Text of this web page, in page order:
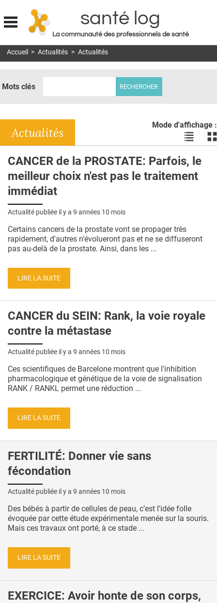
Jump to navigation
santé log
La communauté des professionnels de santé
MON COMPTE
DOSSIERS
RÉSEAUX
E-REVUE SAD
L'APP
PUBLICITÉ
CONTACT
Accueil > Actualités > Actualités
Mots clés
Mode d'affichage :
Voir
les
en
liste
les
Actualités
CANCER de la PROSTATE: Parfois, le
meilleur choix n'est pas le traitement
immédiat
Actualité publiée il y a 9 années 10 mois
Certains cancers de la prostate vont se propager très
rapidement, d'autres n’évolueront pas et ne se diffuseront
pas au-delà de la prostate. Ainsi, dans les ...
LIRE LA SUITE
CANCER du SEIN: Rank, la voie royale
contre la métastase
Actualité publiée il y a 9 années 10 mois
Ces scientifiques de Barcelone montrent que l'inhibition
pharmacologique et génétique de la voie de signalisation
RANK / RANKL permet une réduction ...
LIRE LA SUITE
FERTILITÉ: Donner vie sans
fécondation
Actualité publiée il y a 9 années 10 mois
Des bébés à partir de cellules de peau, c’est l’idée folle
évoquée par cette étude expérimentale menée sur la souris.
Mais ces travaux ont porté, à ce stade ...
LIRE LA SUITE
EXERCICE: Avoir honte de son corps,